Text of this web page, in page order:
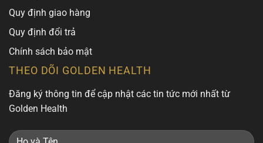
Quy định giao hàng
Quy định đổi trả
Chính sách bảo mật
THEO DÕI GOLDEN HEALTH
Đăng ký thông tin để cập nhật các tin tức mới nhất từ
Golden Health